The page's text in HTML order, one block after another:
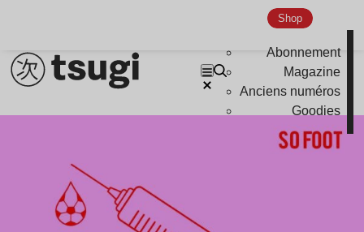
Shop
Abonnement
Magazine
Anciens numéros
Goodies